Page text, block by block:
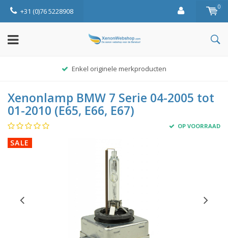
+31 (0)76 5228908 0
Enkel originele merkproducten
Xenonlamp BMW 7 Serie 04-2005 tot
01-2010 (E65, E66, E67)
OP VOORRAAD
SALE